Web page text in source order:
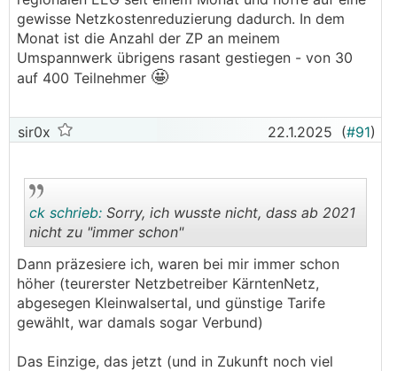
gewisse Netzkostenreduzierung dadurch. In dem
Monat ist die Anzahl der ZP an meinem
Umspannwerk übrigens rasant gestiegen - von 30
auf 400 Teilnehmer 🤩
sir0x 22.1.2025 (#91)
..
ck schrieb: Sorry, ich wusste nicht, dass ab 2021
nicht zu "immer schon"
Dann präzesiere ich, waren bei mir immer schon
höher (teurerster Netzbetreiber KärntenNetz,
abgesegen Kleinwalsertal, und günstige Tarife
gewählt, war damals sogar Verbund)
Das Einzige, das jetzt (und in Zukunft noch viel